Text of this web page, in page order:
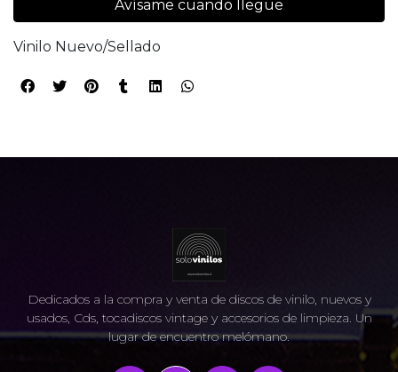
Avísame cuando llegue
Vinilo Nuevo/Sellado
Dedicados a la compra y venta de discos de vinilo, nuevos y
usados, Cds, tocadiscos vintage y accesorios de limpieza. Un
lugar de encuentro melómano.